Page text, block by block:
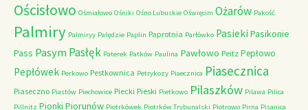
Ościsłowo Ośmiałowo Ośniki Ośno Lubuskie Oświęcim Ożarów Pakość
Palmiry Palmiryy Palędzie Paplin Paprotnia Parłówko Pasieki Pasikonie
Pass PasymPasłęk Paterek Patków Paulina Pawłowo Peitz Pepłowo
Pepłówek Perkowo Pestkownica Petrykozy Piaecznica Piasecznica
Piaseczno Piastów Piechowice Piecki Pieski Pietkowo Pilaszków Pilawa Pilica
Pillnitz Pionki Piorunów Piotrkówek Piotrków Trybunalski Piotrowo Pirna Pisanica